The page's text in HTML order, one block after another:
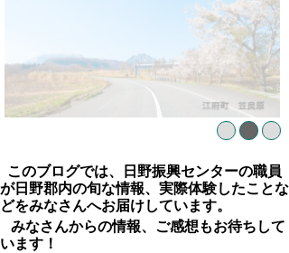
このブログでは、日野振興センターの職員
が日野郡内の旬な情報、実際体験したことな
どをみなさんへお届けしています。
みなさんからの情報、ご感想もお待ちして
います！